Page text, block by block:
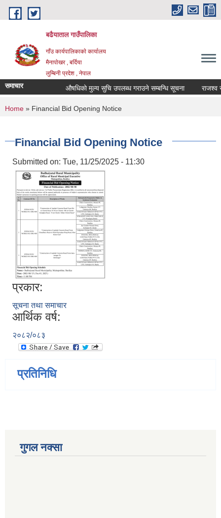
Skip to main content
बढैयाताल गाउँपालिका
गाँउ कार्यपालिकाकाे कार्यालय
मैनापाेखर , बर्दिया
लुम्बिनी प्रदेश , नेपाल
समाचार औषधिकाे मुल्य सुचि उपलब्ध गराउने सम्बन्धि सूचना राजश्व
You are here
Home » Financial Bid Opening Notice
Financial Bid Opening Notice
Submitted on: Tue, 11/25/2025 - 11:30
प्रकार:
सूचना तथा समाचार
आर्थिक वर्ष:
२०८२/०८३
प्रतिनिधि
गुगल नक्सा